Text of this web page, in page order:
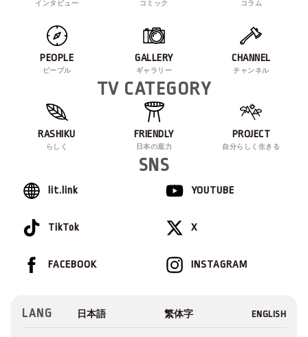
インタビュー コミック コラム
PEOPLE
ピープル
GALLERY
ギャラリー
CHANNEL
チャンネル
TV CATEGORY
RASHIKU
らしく
FRIENDLY
日本の底力
PROJECT
自分らしく生きる
SNS
lit.link YOUTUBE
TikTok X
INSTAGRAM
FACEBOOK
LANG